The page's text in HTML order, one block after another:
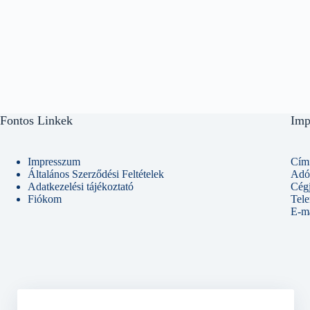
Fontos Linkek
Impresszum
Általános Szerződési Feltételek
Adatkezelési tájékoztató
Fiókom
E-